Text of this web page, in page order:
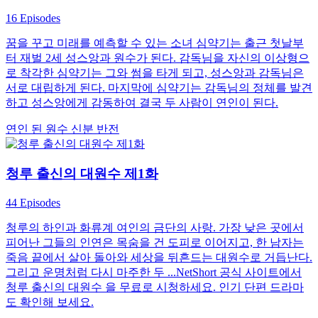
16 Episodes
꿈을 꾸고 미래를 예측할 수 있는 소녀 심약기는 출근 첫날부
터 재벌 2세 성스앙과 원수가 된다. 감독님을 자신의 이상형으
로 착각한 심약기는 그와 썸을 타게 되고, 성스앙과 감독님은
서로 대립하게 된다. 마지막에 심약기는 감독님의 정체를 발견
하고 성스앙에게 감동하여 결국 두 사람이 연인이 된다.
연인 된 원수 신분 반전
청루 출신의 대원수 제1화
44 Episodes
청루의 하인과 화류계 여인의 금단의 사랑. 가장 낮은 곳에서
피어난 그들의 인연은 목숨을 건 도피로 이어지고, 한 남자는
죽음 끝에서 살아 돌아와 세상을 뒤흔드는 대원수로 거듭난다.
그리고 운명처럼 다시 마주한 두 ...NetShort 공식 사이트에서
청루 출신의 대원수 을 무료로 시청하세요. 인기 단편 드라마
도 확인해 보세요.